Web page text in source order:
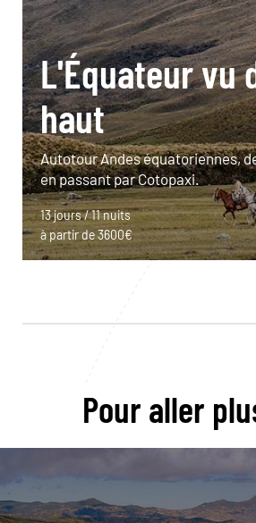
L'Équateur vu
haut
Autotour Andes équatoriennes,
en passant par Cotopaxi.
13 jours / 11 nuits
à partir de 3600€
Pour aller